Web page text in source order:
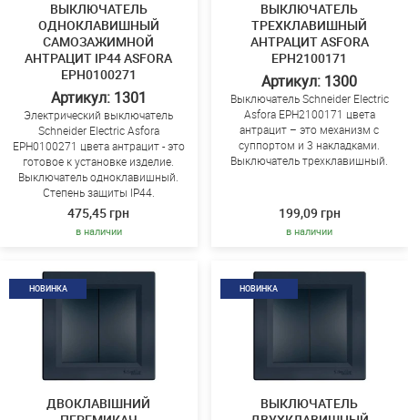
ВЫКЛЮЧАТЕЛЬ
ОДНОКЛАВИШНЫЙ
САМОЗАЖИМНОЙ
АНТРАЦИТ IP44 ASFORA
EPH0100271
Артикул: 1301
Электрический выключатель
Schneider Electric Asfora
EPH0100271 цвета антрацит - это
готовое к установке изделие.
Выключатель одноклавишный.
Степень защиты IP44.
475,45 грн
в наличии
ВЫКЛЮЧАТЕЛЬ
ТРЕХКЛАВИШНЫЙ
АНТРАЦИТ ASFORA
EPH2100171
Артикул: 1300
Выключатель Schneider Electric
Asfora EPH2100171 цвета
антрацит – это механизм с
суппортом и 3 накладками.
Выключатель трехклавишный.
199,09 грн
в наличии
НОВИНКА
ДВОКЛАВІШНИЙ
НОВИНКА
ВЫКЛЮЧАТЕЛЬ